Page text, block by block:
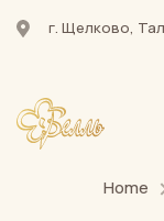
г. Щелково,
Home